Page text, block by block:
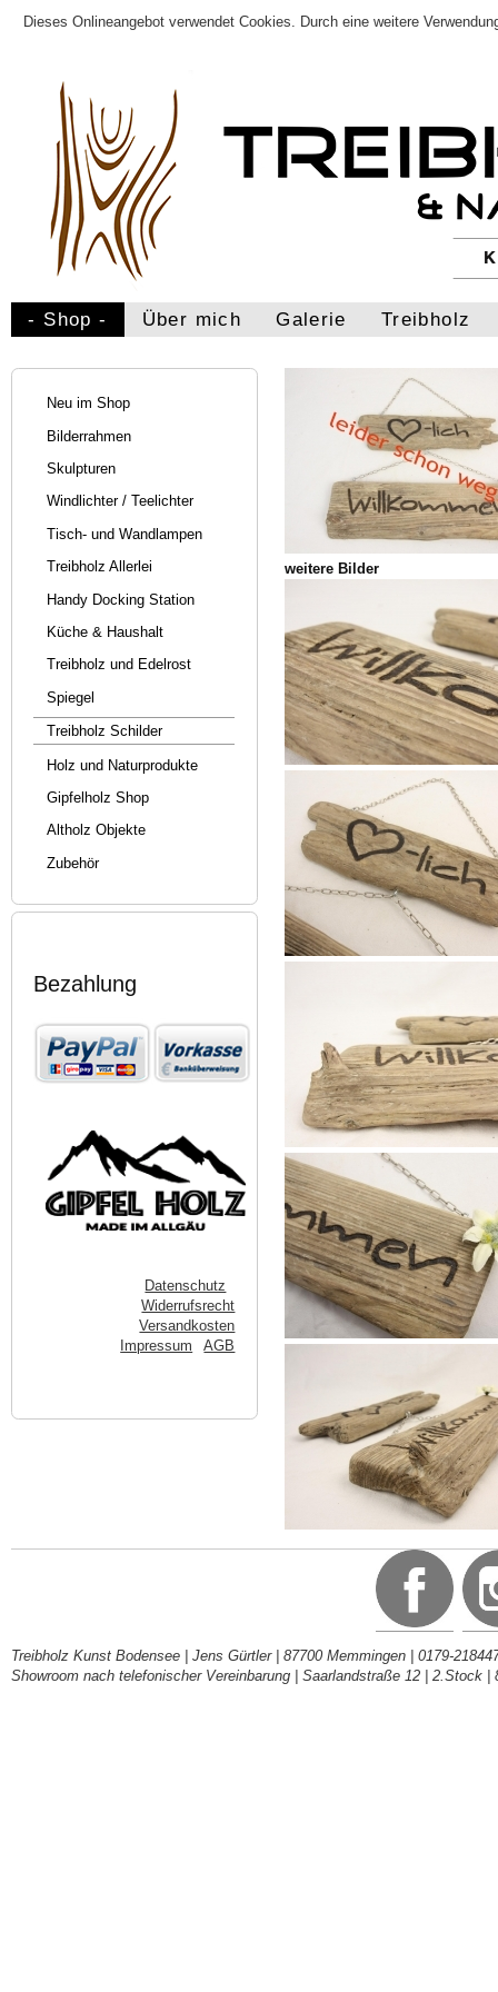
Dieses Onlineangebot verwendet Cookies. Durch eine weitere
- Shop - Über mich Galerie Treibholz
Neu im Shop
Bilderrahmen
Skulpturen
Windlichter / Teelichter
Tisch- und Wandlampen
Treibholz Allerlei
Handy Docking Station
Küche & Haushalt
Treibholz und Edelrost
Spiegel
Treibholz Schilder
Holz und Naturprodukte
Gipfelholz Shop
Altholz Objekte
Zubehör
Bezahlung
Datenschutz
Widerrufsrecht
Versandkosten
Impressum
AGB
weitere Bilder
Treibholz Kunst Bodensee | Jens Gürtler | 87700 Memmingen | 0179-
Showroom nach telefonischer Vereinbarung | Saarlandstraße 12 | 2.Stock |